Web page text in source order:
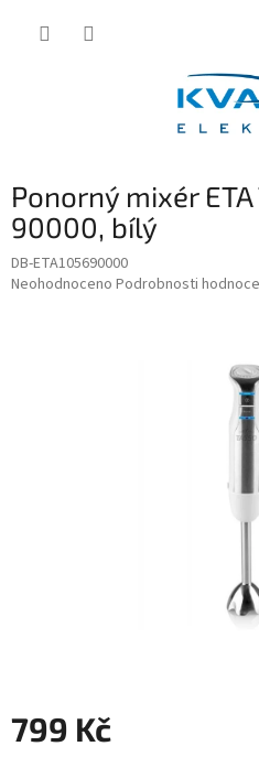
Ponorný mixér ETA
90000, bílý
DB-ETA105690000
Průměrné
Neohodnoceno Podrobnosti
799 Kč